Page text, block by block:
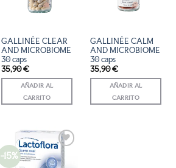
DE
GALLINÉE CLEAR
AND MICROBIOME
30 caps
35,90€
AÑADIR AL
CARRITO
DE
GALLINÉE CALM
AND MICROBIOME
30 caps
35,90€
AÑADIR AL
CARRITO
-15%
AÑADIR
A LA